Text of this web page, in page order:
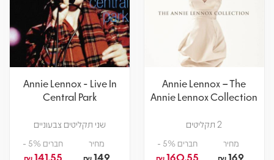
Annie Lennox – The
Annie Lennox Collection
2 תקליטים
מחיר
169
חברים 5% -
160.55
Annie Lennox - Live In
Central Park
שני תקליטים צבעוניים
מחיר
149
חברים 5% -
141.55